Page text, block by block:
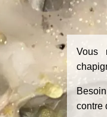
Vous
contre